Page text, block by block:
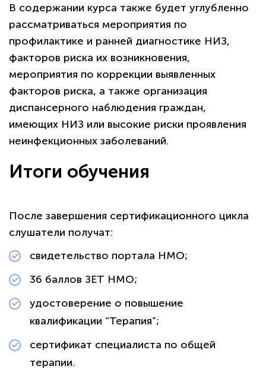
В содержании курса также будет углубленно
рассматриваться мероприятия по
профилактике и ранней диагностике НИЗ,
факторов риска их возникновения,
мероприятия по коррекции выявленных
факторов риска, а также организация
диспансерного наблюдения граждан,
имеющих НИЗ или высокие риски проявления
неинфекционных заболеваний.
Итоги обучения
После завершения сертификационного цикла
слушатели получат:
свидетельство портала НМО;
36 баллов ЗЕТ НМО;
удостоверение о повышение
квалификации “Терапия”;
сертификат специалиста по общей
терапии.